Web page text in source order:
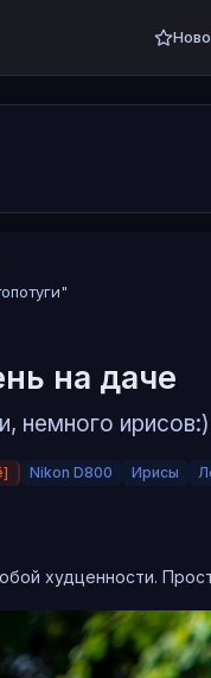
на даче
немного ирисов:)
Nikon D800 Ирисы
худценности.